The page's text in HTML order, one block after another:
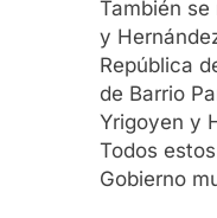
También
y
República
de Barrio
Yrigoyen y
Todos
Gobierno